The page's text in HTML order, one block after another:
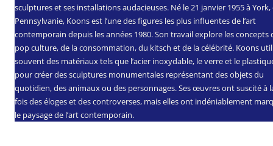
sculptures et ses installations audacieuses. Né le 21 janvier 1955 à York,
Pennsylvanie, Koons est l’une des figures les plus influentes de l’art
contemporain depuis les années 1980. Son travail explore les concepts
pop culture, de la consommation, du kitsch et de la célébrité. Koons
souvent des matériaux tels que l’acier inoxydable, le verre et le
pour créer des sculptures monumentales représentant des objets du
quotidien, des animaux ou des personnages. Ses œuvres ont suscité à
fois des éloges et des controverses, mais elles ont indéniablement
le paysage de l’art contemporain.